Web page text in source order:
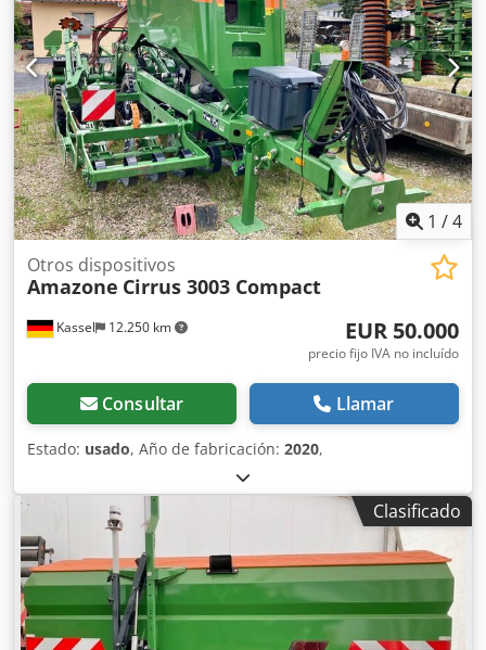
1 /4
Kassel 12.250 km
Otros dispositivos
Amazone Cirrus 3003 Compact
EUR 50.000
precio fijo IVA no incluído
Consultar Llamar
Estado: usado, Año de fabricación: 2020,
Clasificado